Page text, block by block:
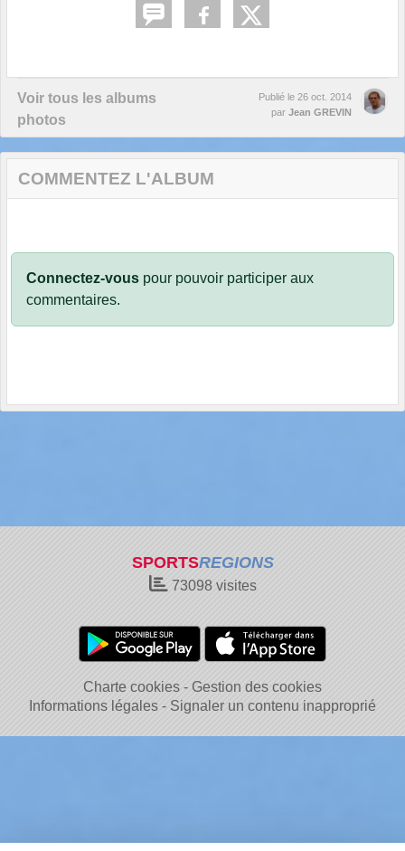
Voir tous les albums
photos
Publié le 26 oct. 2014
par Jean GREVIN
COMMENTEZ L'ALBUM
Connectez-vous pour pouvoir participer aux
commentaires.
SPORTSREGIONS
73098visites
Charte cookies
Gestion des cookies
Informations légales
Signaler un contenu inapproprié